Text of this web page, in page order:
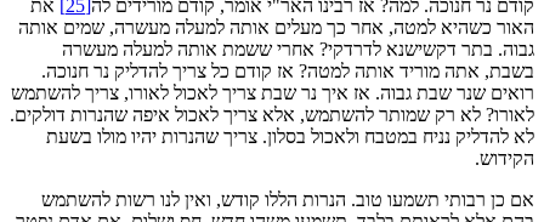
קודם נר חנוכה. למה? אז רבינו האר"י אומר, קודם מורידים לה[25]
את
האור כשהיא למטה, אחר כך מעלים אותה למעלה מעשרה, שמים אותה
גבוה. בתר דקשישנא לדרדקי? אחרי ששמת אותה למעלה מעשרה
בשבת, אתה מוריד אותה למטה? אז קודם כל צריך להדליק נר חנוכה.
רואים שנר שבת גבוה. אז איך נר שבת צריך לאכול לאורו, צריך להשתמש
לאורו? לא רק שמותר להשתמש, אלא צריך לאכול איפה שהנרות דולקים.
לא להדליק נניח במטבח ולאכול בסלון. צריך שהנרות יהיו מולו בשעת
הקידוש.
אם כן רבותי תשמעו טוב. הנרות הללו קודש, ואין לנו רשות להשתמש